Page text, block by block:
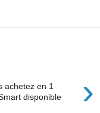
›
achetez en 1
disponible